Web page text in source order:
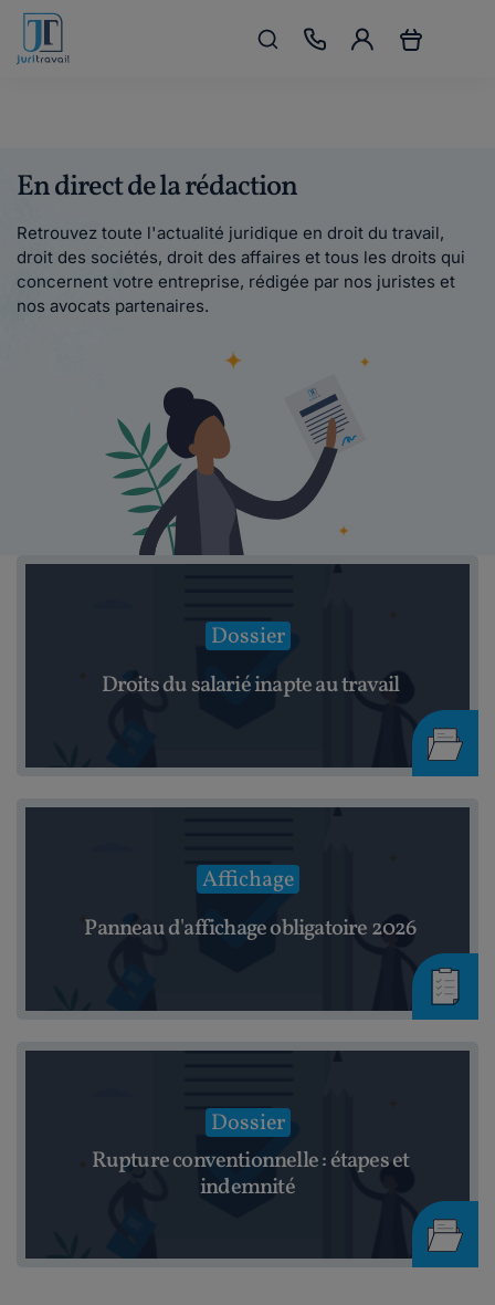
En direct de la rédaction
Retrouvez toute l'actualité juridique en droit du travail,
droit des sociétés, droit des affaires et tous les droits qui
concernent votre entreprise, rédigée par nos juristes et
nos avocats partenaires.
Dossier
Droits du salarié inapte au travail
Affichage
Panneau d'affichage obligatoire 2026
Dossier
Rupture conventionnelle : étapes et
indemnité